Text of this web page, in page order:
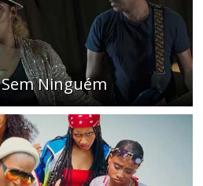
Ninguém